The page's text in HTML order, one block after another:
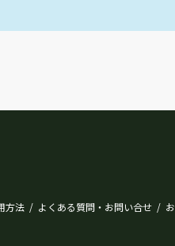
方法 / よくある質問・お問い合せ /